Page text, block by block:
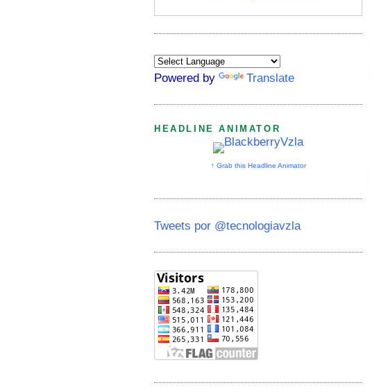
Powered by Translate
HEADLINE ANIMATOR
↑ Grab this Headline Animator
Tweets por @tecnologiavzla